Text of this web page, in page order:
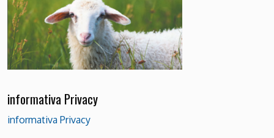
informativa Privacy
informativa Privacy